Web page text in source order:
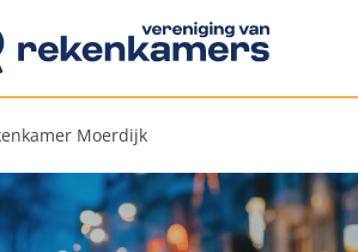
de inhoud gaan
Moerdijk